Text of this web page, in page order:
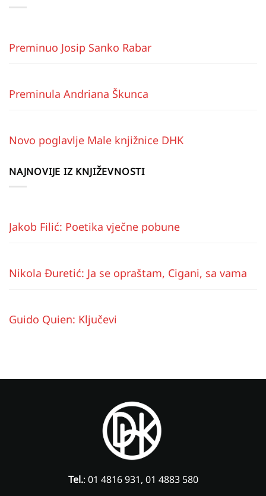
Preminuo Josip Sanko Rabar
Preminula Andriana Škunca
Novo poglavlje Male knjižnice DHK
NAJNOVIJE IZ KNJIŽEVNOSTI
Jakob Filić: Poetika vječne pobune
Nikola Đuretić: Ja se opraštam, Cigani, sa vama
Guido Quien: Ključevi
Tel.: 01 4816 931, 01 4883 580